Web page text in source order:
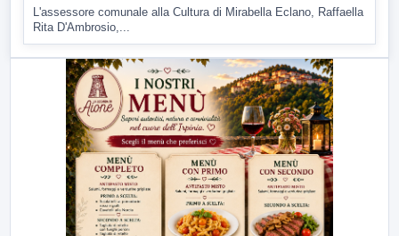
L'assessore comunale alla Cultura di Mirabella Eclano, Raffaella
Rita D'Ambrosio,...